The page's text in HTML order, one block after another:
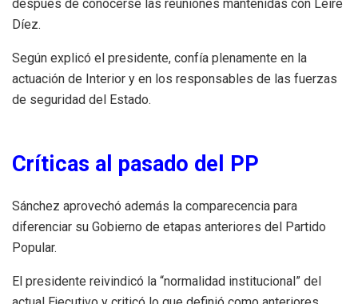
después de conocerse las reuniones mantenidas con Leire
Díez.
Según explicó el presidente, confía plenamente en la
actuación de Interior y en los responsables de las fuerzas
de seguridad del Estado.
Críticas al pasado del PP
Sánchez aprovechó además la comparecencia para
diferenciar su Gobierno de etapas anteriores del Partido
Popular.
El presidente reivindicó la “normalidad institucional” del